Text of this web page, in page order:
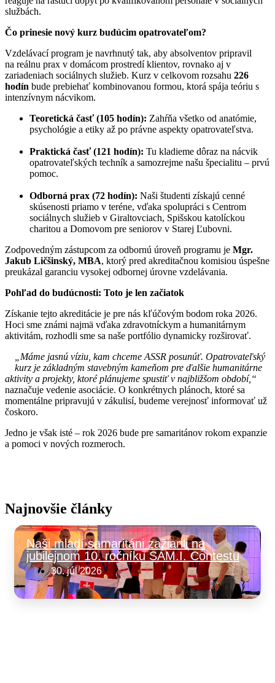
službách.
Čo prinesie nový kurz budúcim opatrovateľom?
Vzdelávací program je navrhnutý tak, aby absolventov pripravil
na reálnu prax v domácom prostredí klientov, rovnako aj v
zariadeniach sociálnych služieb. Kurz v celkovom rozsahu 226
hodín bude prebiehať kombinovanou formou, ktorá spája teóriu s
intenzívnym nácvikom.
Teoretická časť (105 hodín): Zahŕňa všetko od anatómie,
psychológie a etiky až po právne aspekty opatrovateľstva.
Praktická časť (121 hodín): Tu kladieme dôraz na nácvik
opatrovateľských techník a samozrejme našu špecialitu – prvú
pomoc.
Odborná prax (72 hodín): Naši študenti získajú cenné
skúsenosti priamo v teréne, vďaka spolupráci s Centrom
sociálnych služieb v Giraltovciach, Spišskou katolíckou
charitou a Domovom pre seniorov v Starej Ľubovni.
Zodpovedným zástupcom za odbornú úroveň programu je Mgr.
Jakub Ličšinský, MBA, ktorý pred akreditačnou komisiou úspešne
preukázal garanciu vysokej odbornej úrovne vzdelávania.
Pohľad do budúcnosti: Toto je len začiatok
Získanie tejto akreditácie je pre nás kľúčovým bodom roka 2026.
Hoci sme známi najmä vďaka zdravotníckym a humanitárnym
aktivitám, rozhodli sme sa naše portfólio dynamicky rozširovať.
„Máme jasnú víziu, kam chceme ASSR posunúť. Opatrovateľský
kurz je základným stavebným kameňom pre ďalšie humanitárne
aktivity a projekty, ktoré plánujeme spustiť v najbližšom období,“
naznačuje vedenie asociácie. O konkrétnych plánoch, ktoré sa
momentálne pripravujú v zákulisí, budeme verejnosť informovať už
čoskoro.
Jedno je však isté – rok 2026 bude pre samaritánov rokom expanzie
a pomoci v nových rozmeroch.
Najnovšie články
Naši mladí samaritáni zažiarili na
jubilejnom 10. ročníku SAM.I. Contestu
30. júl 2026